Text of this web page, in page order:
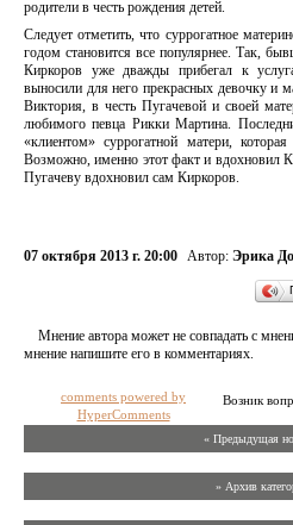
родители в честь рождения детей.
Следует отметить, что суррогатное
годом становится все популярнее. Так,
Киркоров уже дважды прибегал к
выносили для него прекрасных девочку и
Виктория, в честь Пугачевой и своей
любимого певца Рикки Мартина.
«клиентом» суррогатной матери,
Возможно, именно этот факт и вдохновил
Пугачеву вдохновил сам Киркоров.
07 октября 2013 г. 20:00 Автор: Эрика
Мнение автора может не совпадать с
мнение напишите его в комментариях.
Возник
comments powered by
HyperComments
« Предыдущая
» Архив